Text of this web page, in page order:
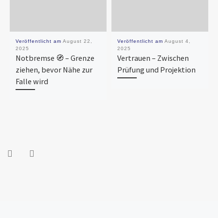
Veröffentlicht am August 22,
2025
Notbremse 🧭 – Grenze
ziehen, bevor Nähe zur
Falle wird
Veröffentlicht am August 4,
2025
Vertrauen – Zwischen
Prüfung und Projektion